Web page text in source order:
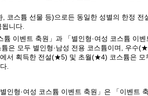
, 코스튬 선물 등)으로든 동일한 성별의 한정
니다.
이벤트 축원」과 「별인형·여성 코스튬 이
모두 별인형·남성 전용 코스튬이며, 우수
서 획득한 전설(★5) 및 초월(★4) 코스튬은
.
인형·여성 코스튬 이벤트 축원」은 「이벤트